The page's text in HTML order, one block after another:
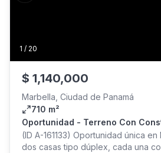
1 / 20
$ 1,140,000
Marbella, Ciudad de Panamá
710 m²
Oportunidad - Terreno Con
Marbella
(ID A-161133) Oportunidad única
dos casas tipo dúplex, cada una